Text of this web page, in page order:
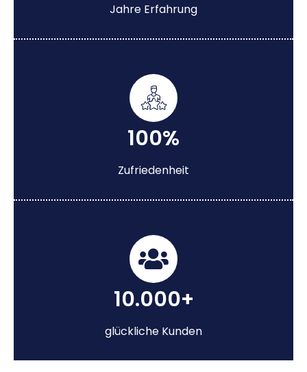
Jahre Erfahrung
100%
Zufriedenheit
10.000+
glückliche Kunden